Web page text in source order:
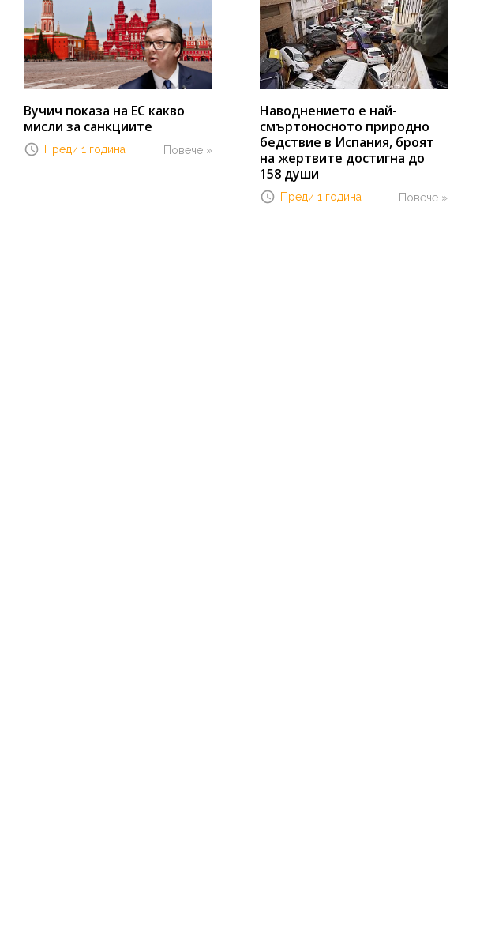
Вучич показа на ЕС какво
мисли за санкциите
Повече »
Преди 1 година
Наводнението е най-
смъртоносното природно
бедствие в Испания, броят
на жертвите достигна до
158 души
Повече »
Преди 1 година